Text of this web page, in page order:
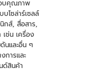
อบคุณภาพ
โซล่าร์เซลล์
กส์, สื่อสาร,
เช่น เครื่อง
นและอื่น ๆ
การและ
ด์สินค้า